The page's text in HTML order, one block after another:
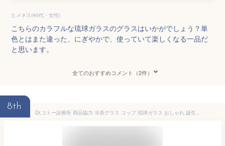
ヒメネス(40代・女性)
こちらのカラフルな琉球ガラスのグラスはいかがでしょう？単
色とはまた違った、にぎやかで、使っていて楽しくなる一品だ
と思います。
全てのおすすめコメント（2件）
8th
Dr.コトー診療所 商品協力 冷茶グラス コップ 琉球ガラス おしゃれ 誕生日プレゼント 源河の泡残波ティータイムグラス